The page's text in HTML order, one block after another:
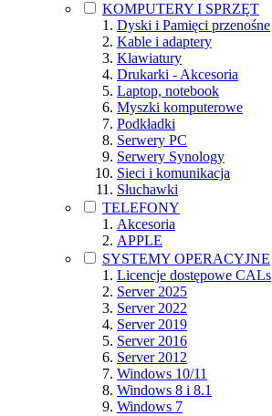
KOMPUTERY I SPRZĘT
Dyski i Pamięci przenośne
Kable i adaptery
Klawiatury
Drukarki - Akcesoria
Laptop, notebook
Myszki komputerowe
Podkładki
Serwery PC
Serwery Synology
Sieci i komunikacja
Słuchawki
TELEFONY
Akcesoria
APPLE
SYSTEMY OPERACYJNE
Licencje dostępowe CALs
Server 2025
Server 2022
Server 2019
Server 2016
Server 2012
Windows 10/11
Windows 8 i 8.1
Windows 7